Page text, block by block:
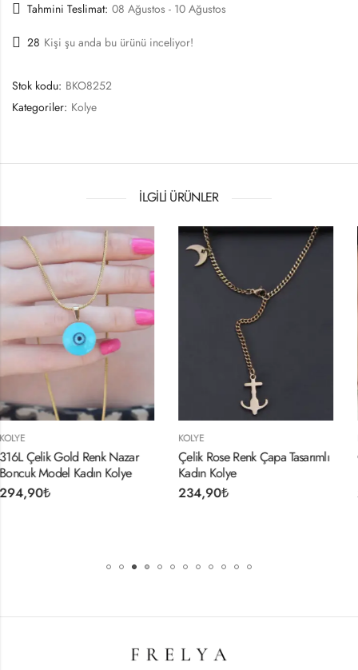
Tahmini Teslimat: 08 Ağustos - 10 Ağustos
28 Kişi şu anda bu ürünü inceliyor!
Stok kodu: BKO8252
Kategoriler: Kolye
İLGILI ÜRÜNLER
Çelik Rose Renk Çapa Tasarımlı
Kadın Kolye
Gold Beyaz Renk